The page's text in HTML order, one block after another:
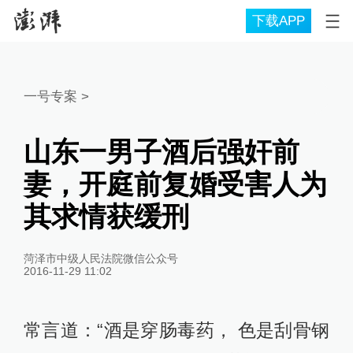
下载APP
一号专案 >
山东一男子酒后强奸前
妻，开庭前复婚受害人为
其求情获缓刑
菏泽市中级人民法院微信公众号
2016-11-29 11:02
常言道：“酒是穿肠毒药， 色是刮骨钢